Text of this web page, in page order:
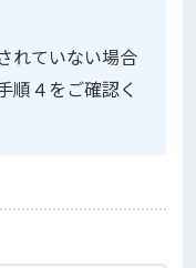
れていない場合
順４をご確認く